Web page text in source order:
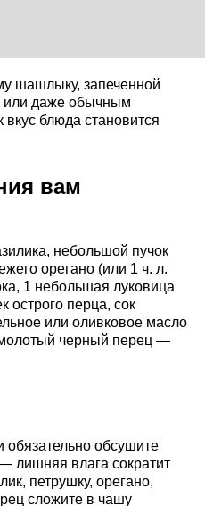
шашлыку, запеченной
или даже обычным
блюда становится
вам
небольшой пучок
орегано (или 1 ч. л.
1 небольшая луковица
острого перца, сок
или оливковое масло
черный перец —
обсушите
лишняя влага сократит
петрушку, орегано,
сложите в чашу